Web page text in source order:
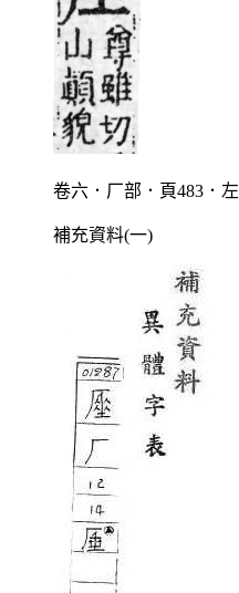
卷六．厂部．頁483．左
補充資料(一)